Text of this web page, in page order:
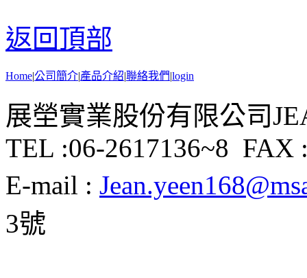
返回頂部
Home|公司簡介|產品介紹|聯絡我們|login
展塋實業股份有限公司
TEL :06-2617136~8 FAX
E-mail :
3號